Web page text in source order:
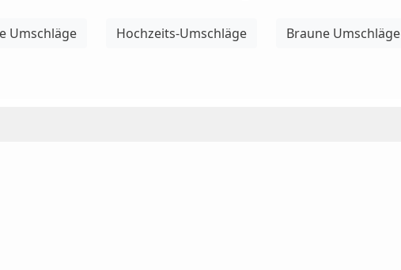
Umschläge Hochzeits-Umschläge Braune Umschläge